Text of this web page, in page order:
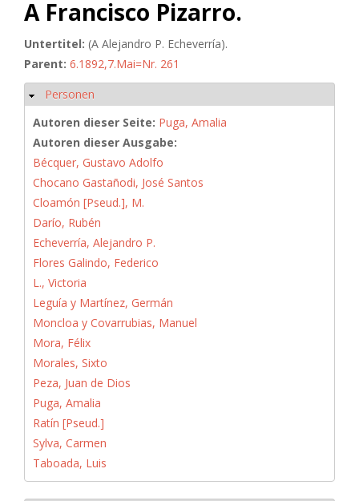
A Francisco Pizarro.
Untertitel: (A Alejandro P. Echeverría).
Parent: 6.1892,7.Mai=Nr. 261
Ausblenden
Personen
Autoren dieser Seite: Puga, Amalia
Autoren dieser Ausgabe:
Bécquer, Gustavo Adolfo
Chocano Gastañodi, José Santos
Cloamón [Pseud.], M.
Darío, Rubén
Echeverría, Alejandro P.
Flores Galindo, Federico
L., Victoria
Leguía y Martínez, Germán
Moncloa y Covarrubias, Manuel
Mora, Félix
Morales, Sixto
Peza, Juan de Dios
Puga, Amalia
Ratín [Pseud.]
Sylva, Carmen
Taboada, Luis